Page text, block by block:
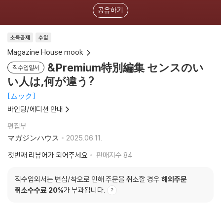
공유하기
소득공제 수입
Magazine House mook
직수입일서
&Premium特別編集 センスのい
い人は,何が違う?
ムック
바인딩/에디션 안내
편집부
マガジンハウス
2025.06.11.
첫번째 리뷰어가 되어주세요
판매지수 84
직수입외서는 변심/착오로 인해 주문을 취소할 경우 해외주문
취소수수료 20%가 부과됩니다.